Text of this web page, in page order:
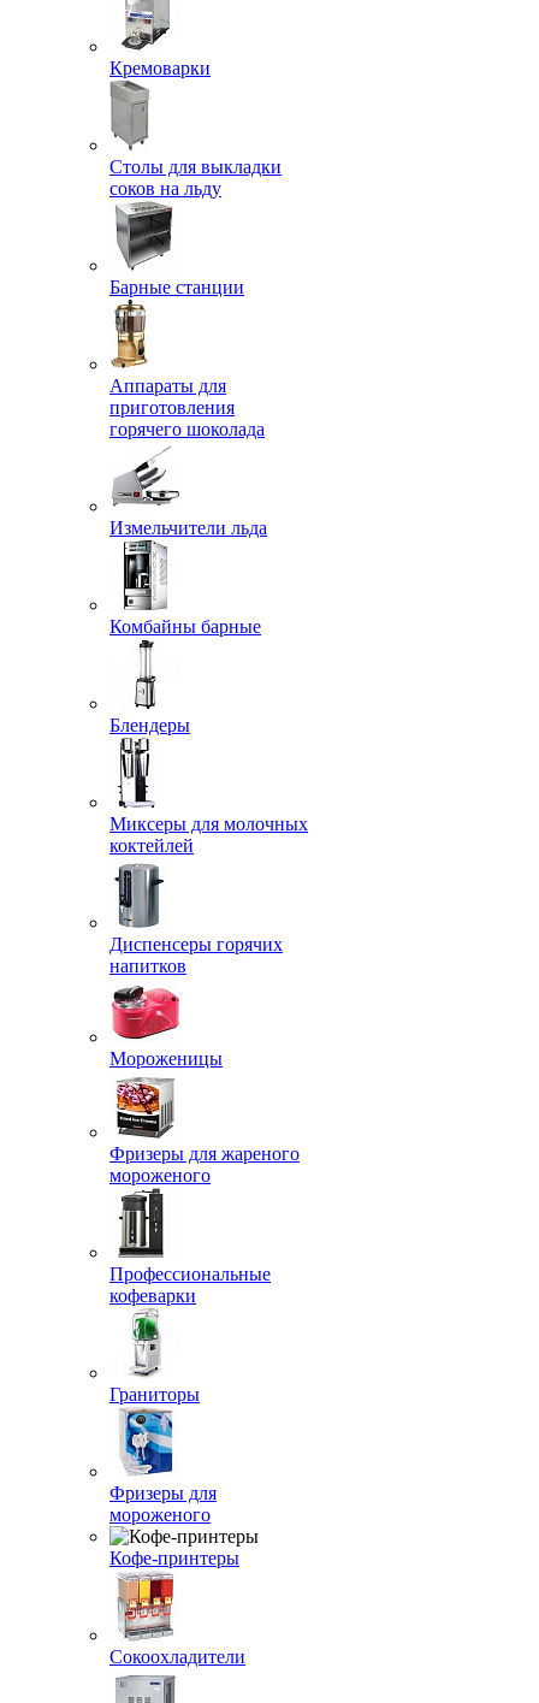
Кремоварки
Столы для выкладки
соков на льду
Барные станции
Аппараты для
приготовления
горячего шоколада
Измельчители льда
Комбайны барные
Блендеры
Миксеры для молочных
коктейлей
Диспенсеры горячих
напитков
Мороженицы
Фризеры для жареного
мороженого
Профессиональные
кофеварки
Граниторы
Фризеры для
мороженого
Кофе-принтеры
Сокоохладители